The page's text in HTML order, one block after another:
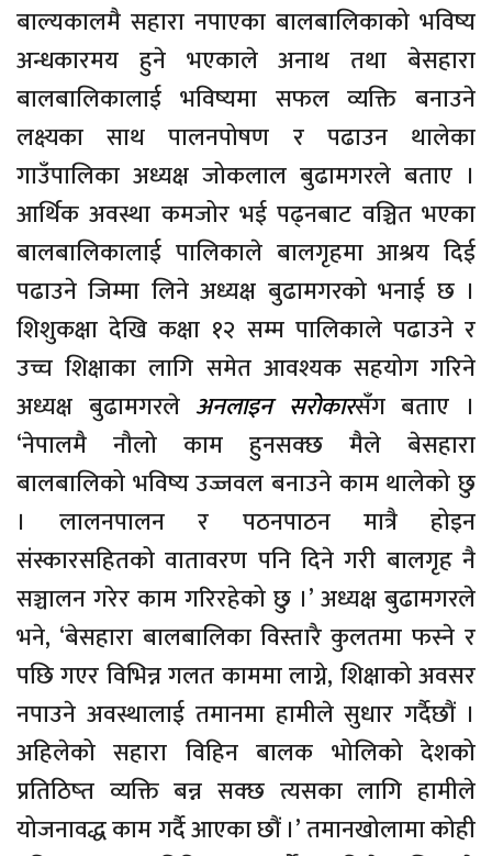
बाल्यकालमै सहारा नपाएका बालबालिकाको भविष्य
अन्धकारमय हुने भएकाले अनाथ तथा बेसहारा
बालबालिकालाई भविष्यमा सफल व्यक्ति बनाउने
लक्ष्यका साथ पालनपोषण र पढाउन थालेका
गाउँपालिका अध्यक्ष जोकलाल बुढामगरले बताए ।
आर्थिक अवस्था कमजोर भई पढ्नबाट वञ्चित भएका
बालबालिकालाई पालिकाले बालगृहमा आश्रय दिई
पढाउने जिम्मा लिने अध्यक्ष बुढामगरको भनाई छ ।
शिशुकक्षा देखि कक्षा १२ सम्म पालिकाले पढाउने र
उच्च शिक्षाका लागि समेत आवश्यक सहयोग गरिने
अध्यक्ष बुढामगरले अनलाइन सरोकारसँग बताए ।
‘नेपालमै नौलो काम हुनसक्छ मैले बेसहारा
बालबालिको भविष्य उज्जवल बनाउने काम थालेको छु
। लालनपालन र पठनपाठन मात्रै होइन
संस्कारसहितको वातावरण पनि दिने गरी बालगृह नै
सञ्चालन गरेर काम गरिरहेको छु ।’ अध्यक्ष बुढामगरले
भने, ‘बेसहारा बालबालिका विस्तारै कुलतमा फस्ने र
पछि गएर विभिन्न गलत काममा लाग्ने, शिक्षाको अवसर
नपाउने अवस्थालाई तमानमा हामीले सुधार गर्दैछौं ।
अहिलेको सहारा विहिन बालक भोलिको देशको
प्रतिठिष्त व्यक्ति बन्न सक्छ त्यसका लागि हामीले
योजनावद्ध काम गर्दै आएका छौं ।’ तमानखोलामा कोही